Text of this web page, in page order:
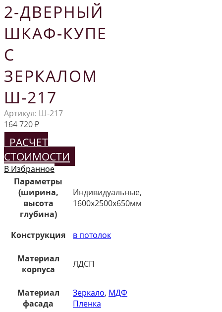
2-ДВЕРНЫЙ
ШКАФ-КУПЕ
С
ЗЕРКАЛОМ
Ш-217
Артикул: Ш-217
164 720₽
РАСЧЕТ
СТОИМОСТИ
В Избранное
Параметры
(ширина,
высота
глубина)
Индивидуальные,
1600х2500х650мм
Конструкция в потолок
Материал
корпуса
ЛДСП
Материал
фасада
Зеркало, МДФ
Пленка